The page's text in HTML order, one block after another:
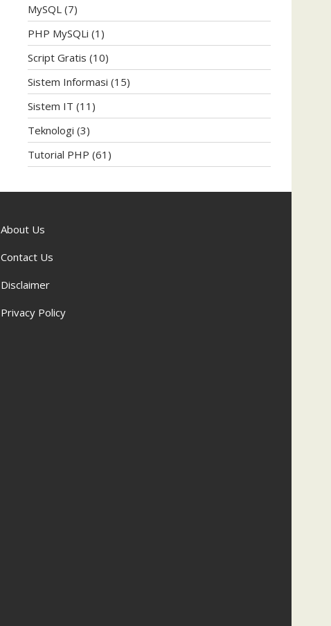
MySQL (7)
PHP MySQLi (1)
Script Gratis (10)
Sistem Informasi (15)
Sistem IT (11)
Teknologi (3)
Tutorial PHP (61)
About Us
Contact Us
Disclaimer
Privacy Policy